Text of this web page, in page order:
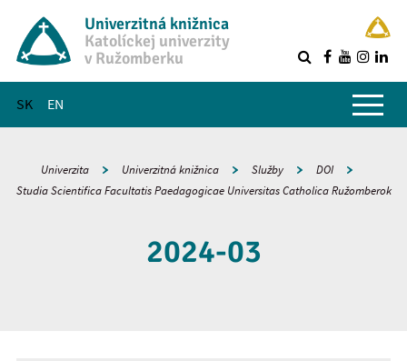
Univerzitná knižnica
Katolíckej univerzity
v Ružomberku
SK EN
Hlavné menu
Univerzita Univerzitná knižnica Služby
DOI
Studia Scientifica Facultatis Paedagogicae Universitas Catholica Ružomberok
2024-03